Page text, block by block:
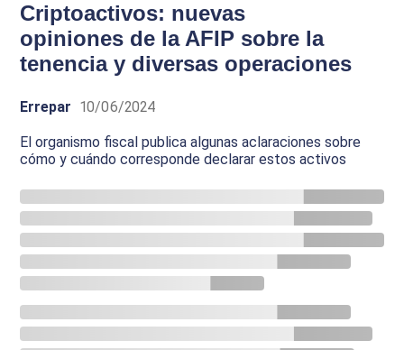
Criptoactivos: nuevas
opiniones de la AFIP sobre la
tenencia y diversas operaciones
Errepar 10/06/2024
El organismo fiscal publica algunas aclaraciones sobre
cómo y cuándo corresponde declarar estos activos